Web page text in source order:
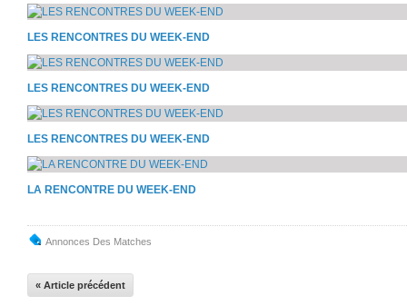
LES RENCONTRES DU WEEK-END
LES RENCONTRES DU WEEK-END
LES RENCONTRES DU WEEK-END
LA RENCONTRE DU WEEK-END
Annonces Des Matches
« Article précédent